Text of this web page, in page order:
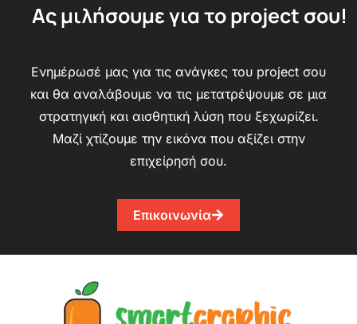
Ας μιλήσουμε για το project σου!
Ενημέρωσέ μας για τις ανάγκες του project σου
και θα αναλάβουμε να τις μετατρέψουμε σε μια
στρατηγική και αισθητική λύση που ξεχωρίζει.
Μαζί χτίζουμε την εικόνα που αξίζει στην
επιχείρησή σου.
Επικοινωνία